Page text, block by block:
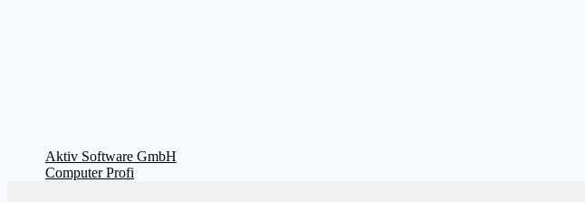
Beitragsnavigation
Vorheriger
Beitrag:
Aktiv Software GmbH
Nächster
Computer Profi